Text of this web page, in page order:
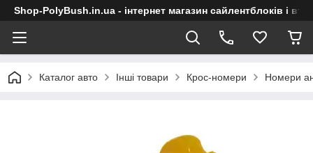
Shop-PolyBush.in.ua - інтернет магазин сайлентблоків і
Каталог авто Інші товари Крос-номери Номери